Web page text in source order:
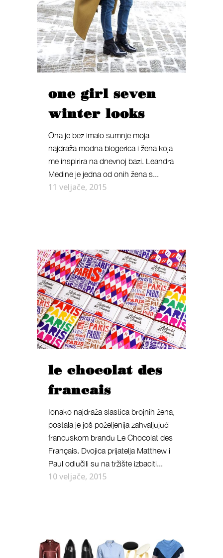
one girl seven
winter looks
Ona je bez imalo sumnje moja
najdraža modna blogerica i žena koja
me inspirira na dnevnoj bazi. Leandra
Medine je jedna od onih žena s...
11 veljače, 2015
le chocolat des
francais
Ionako najdraža slastica brojnih žena,
postala je još poželjenija zahvaljujući
francuskom brandu Le Chocolat des
Français. Dvojica prijatelja Matthew i
Paul odlučili su na tržište izbaciti...
10 veljače, 2015